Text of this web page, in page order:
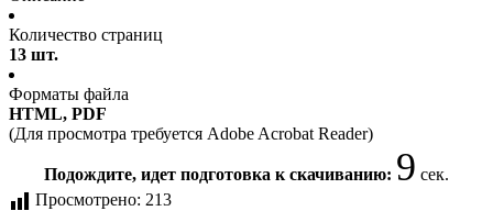
Количество страниц
13 шт.
Форматы файла
HTML, PDF
(Для просмотра требуется Adobe Acrobat Reader)
Подождите, идет подготовка к скачиванию: 9 сек.
Просмотрено: 213